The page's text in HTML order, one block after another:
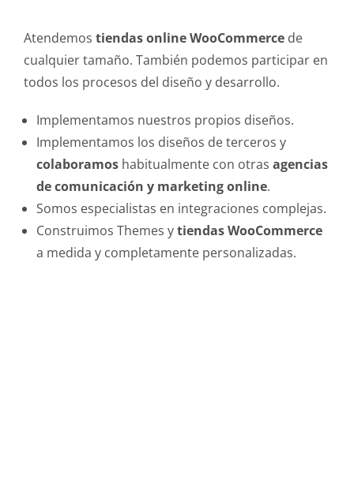
Atendemos tiendas online WooCommercede
cualquier tamaño. También podemos participar en
todos los procesos del diseño y desarrollo.
Implementamos nuestros propios diseños.
Implementamos los diseños de terceros y
colaboramoshabitualmente con otras agencias
de comunicación y marketing online.
Somos especialistas en integraciones complejas.
Construimos Themes ytiendas WooCommerce
a medida y completamente personalizadas.